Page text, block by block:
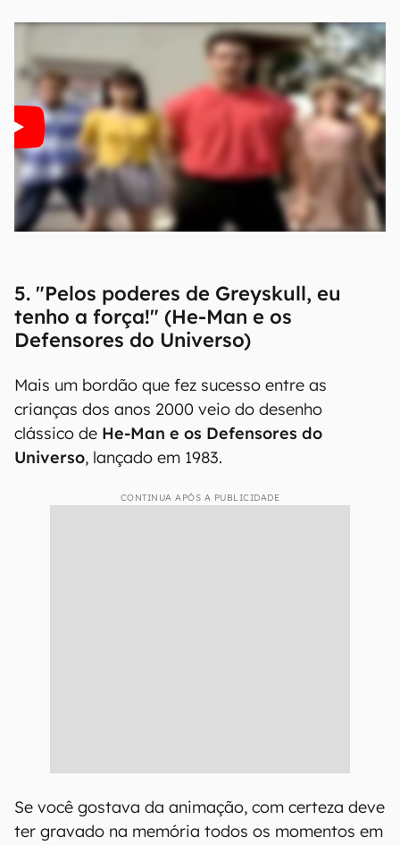
5. "Pelos poderes de Greyskull, eu
tenho a força!" (He-Man e os
Defensores do Universo)
Mais um bordão que fez sucesso entre as
crianças dos anos 2000 veio do desenho
clássico de He-Man e os Defensores do
Universo, lançado em 1983.
CONTINUA APÓS A PUBLICIDADE
Se você gostava da animação, com certeza deve
ter gravado na memória todos os momentos em